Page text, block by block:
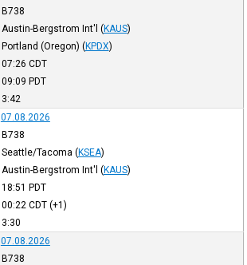
B738
Austin-Bergstrom Int'l (KAUS)
Portland (Oregon) (KPDX)
07:26 CDT
09:09 PDT
3:42
07.08.2026
B738
Seattle/Tacoma (KSEA)
Austin-Bergstrom Int'l (KAUS)
18:51 PDT
00:22 CDT(+1)
3:30
07.08.2026
B738